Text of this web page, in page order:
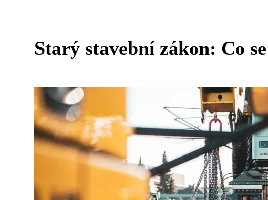
Starý stavební zákon: Co